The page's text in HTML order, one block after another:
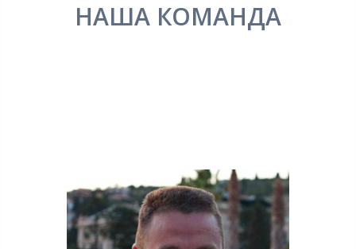
НАША КОМАНДА